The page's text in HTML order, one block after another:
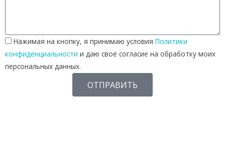
Нажимая на кнопку, я принимаю условия Политики
конфиденциальности и даю своё согласие на обработку моих
персональных данных.
ОТПРАВИТЬ